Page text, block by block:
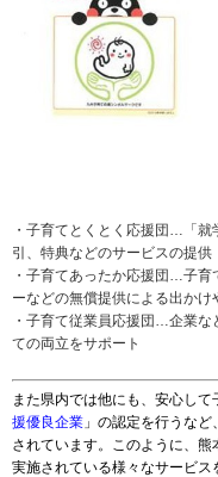
・子育てとくとく応援団…「就
引、特典などのサービスの提供
・子育てあったか応援団…子
ーなどの無償提供による出か
・子育て従業員応援団…企業
ての両立をサポート
また県内では他にも、安心し
援優良企業 」の認定を行うな
されています。このように、熊
実施されている様々なサービ